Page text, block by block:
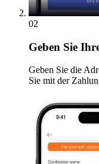
02
Geben Sie
Geben Sie die
Sie mit der